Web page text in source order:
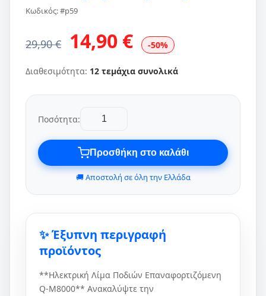
Κωδικός: #p59
29,90 € 14,90 € -50%
Διαθεσιμότητα: 12 τεμάχια συνολικά
Ποσότητα:
Προσθήκη στο καλάθι
🚚 Αποστολή σε όλη την Ελλάδα
✨ Έξυπνη περιγραφή
προϊόντος
**Ηλεκτρική Λίμα Ποδιών Επαναφορτιζόμενη
Q-M8000** Ανακαλύψτε την